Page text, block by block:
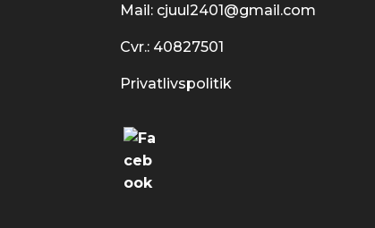
Mail: cjuul2401@gmail.com
Cvr.: 40827501
Privatlivspolitik